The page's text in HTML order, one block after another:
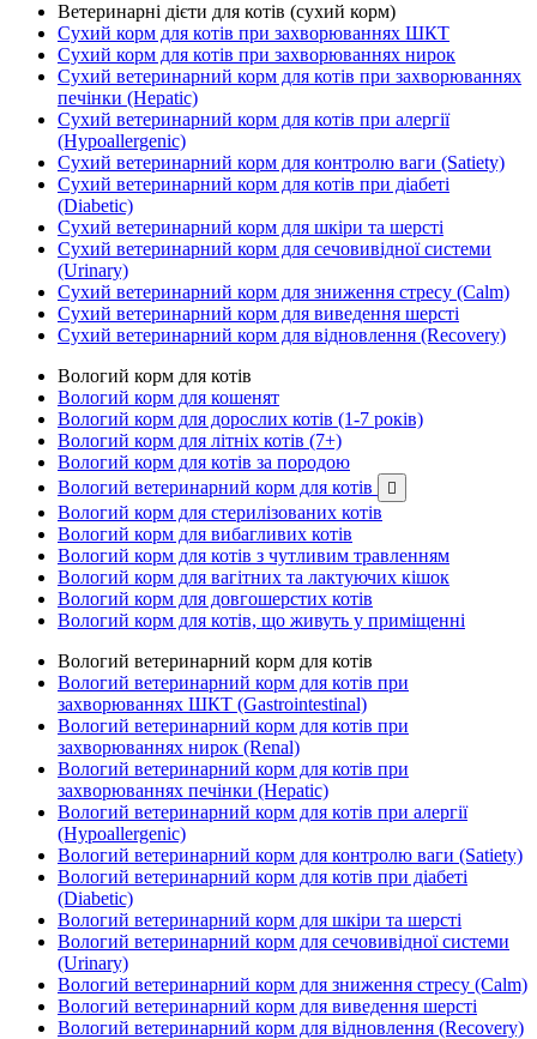
Ветеринарні дієти для котів (сухий корм)
Сухий корм для котів при захворюваннях ШКТ
Сухий корм для котів при захворюваннях нирок
Сухий ветеринарний корм для котів при захворюваннях
печінки (Hepatic)
Сухий ветеринарний корм для котів при алергії
(Hypoallergenic)
Сухий ветеринарний корм для контролю ваги (Satiety)
Сухий ветеринарний корм для котів при діабеті
(Diabetic)
Сухий ветеринарний корм для шкіри та шерсті
Сухий ветеринарний корм для сечовивідної системи
(Urinary)
Сухий ветеринарний корм для зниження стресу (Calm)
Сухий ветеринарний корм для виведення шерсті
Сухий ветеринарний корм для відновлення (Recovery)
Вологий корм для котів
Вологий корм для кошенят
Вологий корм для дорослих котів (1-7 років)
Вологий корм для літніх котів (7+)
Вологий корм для котів за породою
Вологий ветеринарний корм для котів

Вологий корм для стерилізованих котів
Вологий корм для вибагливих котів
Вологий корм для котів з чутливим травленням
Вологий корм для вагітних та лактуючих кішок
Вологий корм для довгошерстих котів
Вологий корм для котів, що живуть у приміщенні
Вологий ветеринарний корм для котів
Вологий ветеринарний корм для котів при
захворюваннях ШКТ (Gastrointestinal)
Вологий ветеринарний корм для котів при
захворюваннях нирок (Renal)
Вологий ветеринарний корм для котів при
захворюваннях печінки (Hepatic)
Вологий ветеринарний корм для котів при алергії
(Hypoallergenic)
Вологий ветеринарний корм для контролю ваги (Satiety)
Вологий ветеринарний корм для котів при діабеті
(Diabetic)
Вологий ветеринарний корм для шкіри та шерсті
Вологий ветеринарний корм для сечовивідної системи
(Urinary)
Вологий ветеринарний корм для зниження стресу (Calm)
Вологий ветеринарний корм для виведення шерсті
Вологий ветеринарний корм для відновлення (Recovery)